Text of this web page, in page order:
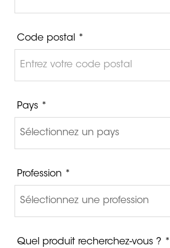
Code postal *
Pays *
Profession *
Quel produit recherchez-vous ? *